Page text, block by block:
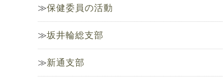
保健委員の活動
坂井輪総支部
新通支部